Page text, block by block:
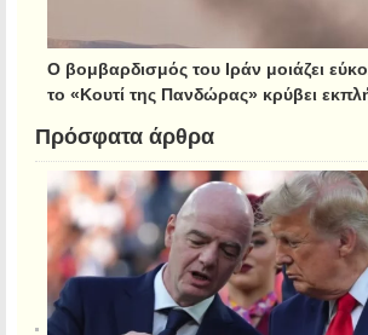
Ο βομβαρδισμός του Ιράν μοιάζει
το «Κουτί της Πανδώρας» κρύβει
Πρόσφατα άρθρα